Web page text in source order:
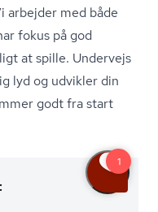
med både
fokus på god
at spille. Undervejs
lyd og udvikler din
godt fra start